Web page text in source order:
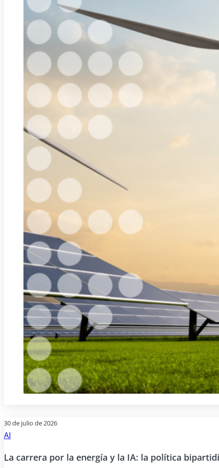
30 de julio de 2026
AI
La carrera por la energía y la IA: la política